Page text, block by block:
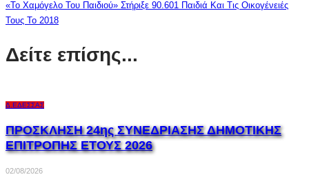
«Το Χαμόγελο Του Παιδιού» Στήριξε 90.601 Παιδιά Και Τις Οικογένειές
Τους Το 2018
Δείτε επίσης...
Δ.ΈΔΕΣΣΑΣ
ΠΡΟΣΚΛΗΣΗ 24ης ΣΥΝΕΔΡΙΑΣΗΣ ΔΗΜΟΤΙΚΗΣ
ΕΠΙΤΡΟΠΗΣ ΕΤΟΥΣ 2026
02/08/2026